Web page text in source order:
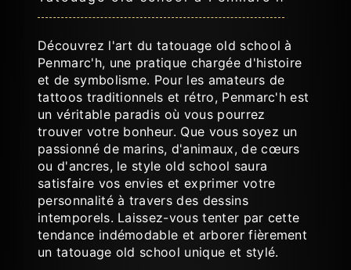
Découvrez l'art du tatouage old school à
Penmarc'h, une pratique chargée d'histoire
et de symbolisme. Pour les amateurs de
tattoos traditionnels et rétro, Penmarc'h est
un véritable paradis où vous pourrez
trouver votre bonheur. Que vous soyez un
passionné de marins, d'animaux, de cœurs
ou d'ancres, le style old school saura
satisfaire vos envies et exprimer votre
personnalité à travers des dessins
intemporels. Laissez-vous tenter par cette
tendance indémodable et arborer fièrement
un tatouage old school unique et stylé.